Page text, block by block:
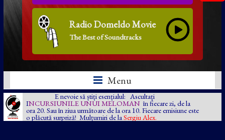
Radio Domeldo Movie
The Best of Soundtracks
Menu
E nevoie să știți esențialul: Ascultați
INCURSIUNILE UNUI MELOMAN în fiecare zi, de la
ora 20. Sau în ziua următoare de la ora 10. Fiecare emisiune este
o plăcută surpriză! Mulțumiri de la Sergiu Alex.